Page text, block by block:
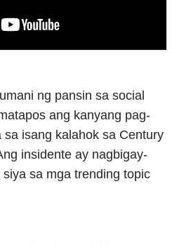
ng pansin sa social
ang kanyang pag-
isang kalahok sa Century
insidente ay nagbigay-
sa mga trending topic